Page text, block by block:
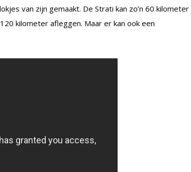
van zijn gemaakt. De Strati kan zo’n 60 kilometer
kilometer afleggen. Maar er kan ook een